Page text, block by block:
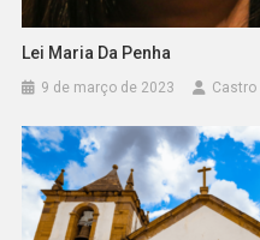
Lei Maria Da Penha
9 de março de 2023